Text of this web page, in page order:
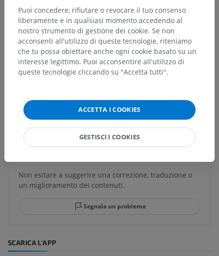
Strutture sottostanti:Non sono presenti strutture
soggiacenti per questa parte anatomica
Anatomia comparata negli animali
Traduzioni
Non esitare a suggerire una correzione, traduzione o
un miglioramento dei contenuti.
Segnala un problema
SCARICA L'APP
Puoi concedere, rifiutare o revocare il tuo consenso
liberamente e in qualsiasi momento accedendo al
nostro strumento di gestione dei cookie. Se non
acconsenti all'utilizzo di queste tecnologie, riteniamo
che tu possa obiettare anche ogni cookie basato su un
interesse legittimo. Puoi acconsentire all'utilizzo di
queste tecnologie cliccando su "Accetta tutti".
ACCETTA I COOKIES
GESTISCI I COOKIES